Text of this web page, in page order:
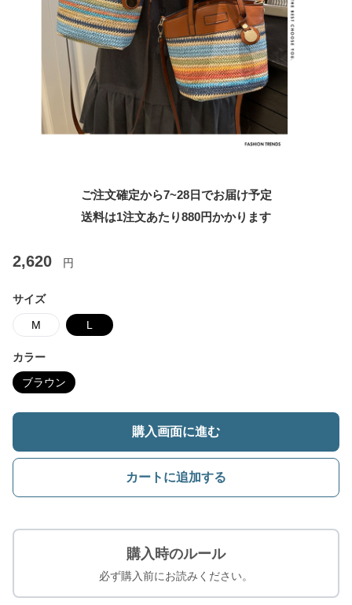
ご注文確定から7~28日でお届け予定
送料は1注文あたり880円かかります
2,620 円
サイズ
M L
カラー
ブラウン
購入画面に進む
カートに追加する
購入時のルール
必ず購入前にお読みください。